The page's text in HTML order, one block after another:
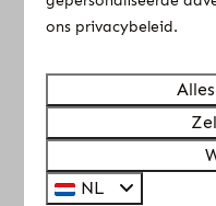
Restaurant
Een sfeervolle
adembenemend
Veluwemeer.
ons terras, dat
restaurant is is
ons privacybeleid.
NL